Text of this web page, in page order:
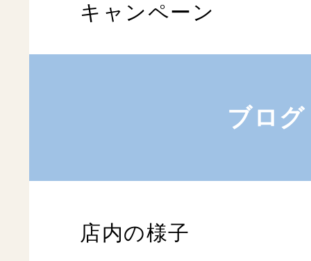
キャンペーン
ブログ
店内の様子